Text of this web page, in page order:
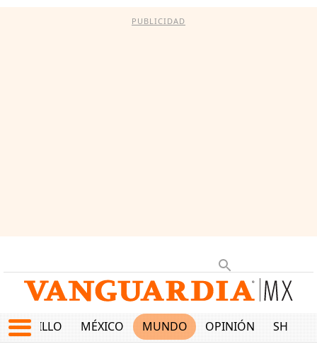
PUBLICIDAD
SALTILLO MÉXICO MUNDO OPINIÓN SHOW